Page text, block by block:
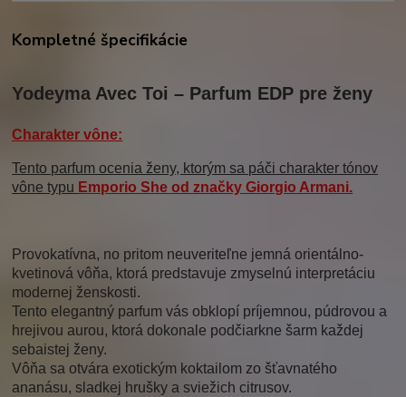
Kompletné špecifikácie
Yodeyma Avec Toi – Parfum EDP pre ženy
Charakter vône:
Tento parfum ocenia ženy, ktorým sa páči charakter tónov
vône typu Emporio She od značkyGiorgio Armani.
Provokatívna, no pritom neuveriteľne jemná orientálno-
kvetinová vôňa, ktorá predstavuje zmyselnú interpretáciu
modernej ženskosti.
Tento elegantný parfum vás obklopí príjemnou, púdrovou a
hrejivou aurou, ktorá dokonale podčiarkne šarm každej
sebaistej ženy.
Vôňa sa otvára exotickým koktailom zo šťavnatého
ananásu, sladkej hrušky a sviežich citrusov.